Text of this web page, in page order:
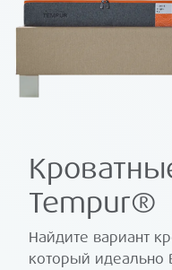
Tempur®
Найдите вариант
который идеально